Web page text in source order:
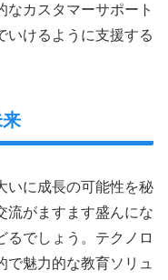
なカスタマーサポート
いけるように支援する
いに成長の可能性を秘
流がますます盛んにな
るでしょう。テクノロ
で魅力的な教育ソリュ